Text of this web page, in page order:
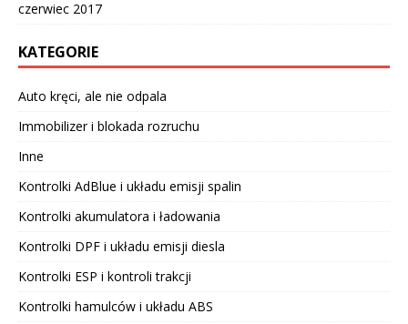
czerwiec 2017
KATEGORIE
Auto kręci, ale nie odpala
Immobilizer i blokada rozruchu
Inne
Kontrolki AdBlue i układu emisji spalin
Kontrolki akumulatora i ładowania
Kontrolki DPF i układu emisji diesla
Kontrolki ESP i kontroli trakcji
Kontrolki hamulców i układu ABS